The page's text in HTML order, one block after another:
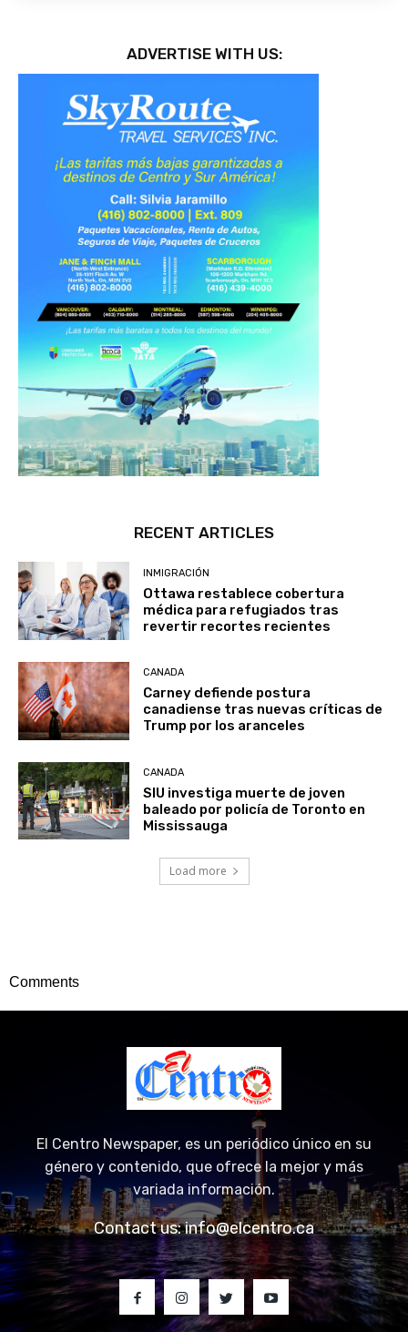
ADVERTISE WITH US:
RECENT ARTICLES
INMIGRACIÓN
Ottawa restablece cobertura
médica para refugiados tras
revertir recortes recientes
CANADA
Carney defiende postura
canadiense tras nuevas críticas de
Trump por los aranceles
CANADA
SIU investiga muerte de joven
baleado por policía de Toronto en
Mississauga
Load more
Comments
El Centro Newspaper, es un periódico único en su
género y contenido, que ofrece la mejor y más
variada información.
Contact us:info@elcentro.ca